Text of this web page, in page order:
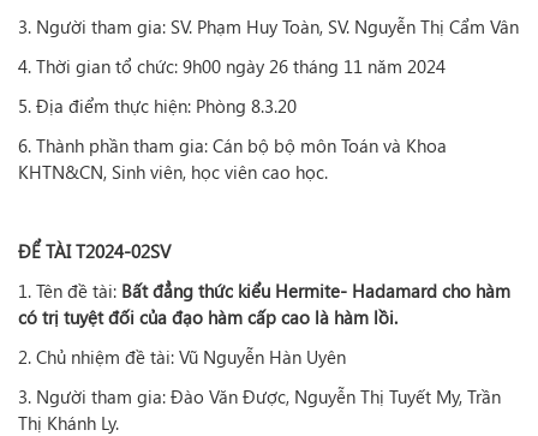
3. Người tham gia: SV. Phạm Huy Toàn, SV. Nguyễn Thị Cẩm Vân
4. Thời gian tổ chức: 9h00 ngày 26 tháng 11 năm 2024
5. Địa điểm thực hiện: Phòng 8.3.20
6. Thành phần tham gia: Cán bộ bộ môn Toán và Khoa
KHTN&CN, Sinh viên, học viên cao học.​
ĐỂ TÀI T2024-02SV
1. Tên đề tài: Bất đẳng thức kiểu Hermite- Hadamard cho hàm
có trị tuyệt đối của đạo hàm cấp cao là hàm lồi.
2. Chủ nhiệm đề tài: Vũ Nguyễn Hàn Uyên
3. Người tham gia: Đào Văn Được, Nguyễn Thị Tuyết My, Trần
Thị Khánh Ly.